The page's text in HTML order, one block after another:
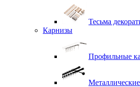
Тесьма
Карнизы
Профильные